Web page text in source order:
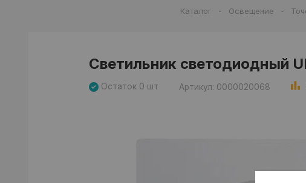
Каталог - Освещение -
Светильник светодиодный
Остаток 0 шт Артикул: 0000020068